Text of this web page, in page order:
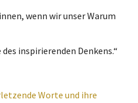
wenn wir unser Warum
inspirierenden Denkens.“
Worte und ihre